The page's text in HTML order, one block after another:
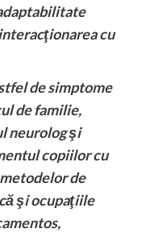
cu
de simptome
de familie,
neurolog şi
copiilor cu
de
şi ocupaţiile